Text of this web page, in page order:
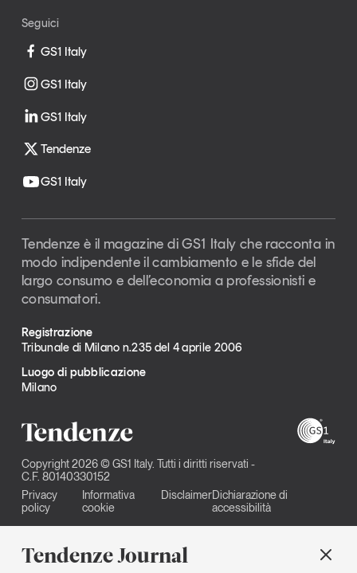
Tendenze Journal
Seguici
GS1 Italy
GS1 Italy
GS1 Italy
Tendenze
GS1 Italy
Tendenze è il magazine di GS1 Italy che racconta in
modo indipendente il cambiamento e le sfide del
largo consumo e dell’economia a professionisti e
consumatori.
Registrazione
Tribunale di Milano n.235 del 4 aprile 2006
Luogo di pubblicazione
Milano
Copyright 2026 © GS1 Italy. Tutti i diritti riservati -
C.F. 80140330152
Privacy
policy
Informativa
cookie
DisclaimerDichiarazione di
accessibilità